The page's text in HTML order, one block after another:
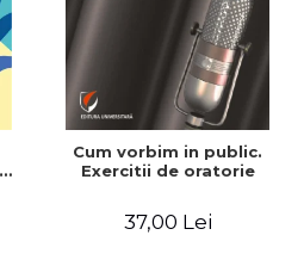
Cum vorbim in public.
Exercitii de oratorie
37,00 Lei